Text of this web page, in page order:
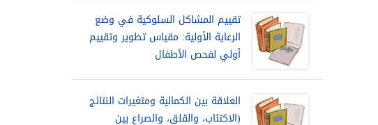
تقييم المشاكل السلوكية في وضع
الرعاية الأولية: مقياس تطوير وتقييم
أولي لفحص الأطفال
العلاقة بين الكمالية ومتغيرات النتائج
(الاكتئاب، والقلق، والصراع بين